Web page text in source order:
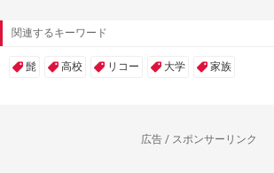
関連するキーワード
髭 高校 リコー 大学 家族
広告 / スポンサーリンク